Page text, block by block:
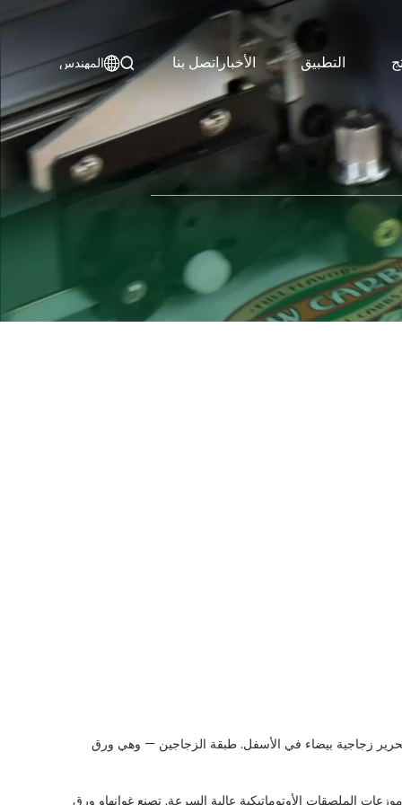
التطبيق الأخباراتصل بنا 
المهندس
زجاجية بيضاء في الأسفل. طبقة الزجاجين — وهي ورق
الملصقات الأوتوماتيكية عالية السرعة. تصنع غوانهاو ورق